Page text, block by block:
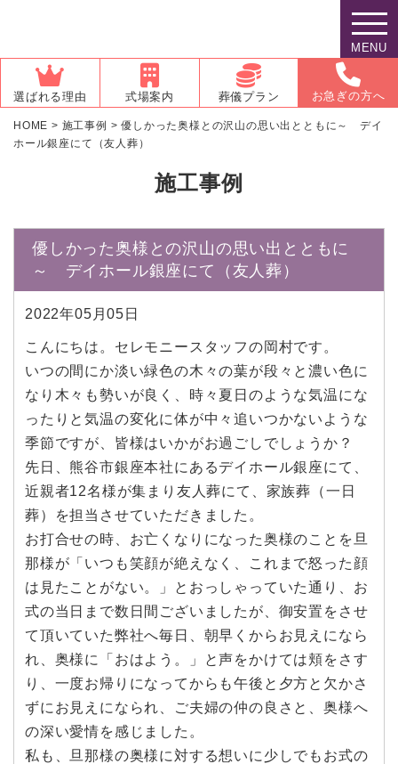
MENU
選ばれる理由 式場案内 葬儀プラン お急ぎの方へ
HOME > 施工事例 >優しかった奥様との沢山の思い出とともに～ デイ
ホール銀座にて（友人葬）
施工事例
優しかった奥様との沢山の思い出とともに
～ デイホール銀座にて（友人葬）
2022年05月05日
こんにちは。セレモニースタッフの岡村です。
いつの間にか淡い緑色の木々の葉が段々と濃い色に
なり木々も勢いが良く、時々夏日のような気温にな
ったりと気温の変化に体が中々追いつかないような
季節ですが、皆様はいかがお過ごしでしょうか？
先日、熊谷市銀座本社にあるデイホール銀座にて、
近親者12名様が集まり友人葬にて、家族葬（一日
葬）を担当させていただきました。
お打合せの時、お亡くなりになった奥様のことを旦
那様が「いつも笑顔が絶えなく、これまで怒った顔
は見たことがない。」とおっしゃっていた通り、お
式の当日まで数日間ございましたが、御安置をさせ
て頂いていた弊社へ毎日、朝早くからお見えになら
れ、奥様に「おはよう。」と声をかけては頬をさす
り、一度お帰りになってからも午後と夕方と欠かさ
ずにお見えになられ、ご夫婦の仲の良さと、奥様へ
の深い愛情を感じました。
私も、旦那様の奥様に対する想いに少しでもお式の